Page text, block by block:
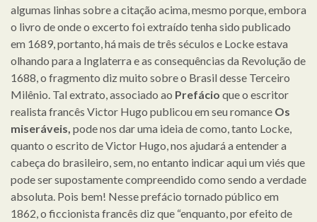
algumas linhas sobre a citação acima, mesmo porque, embora
o livro de onde o excerto foi extraído tenha sido publicado
em 1689, portanto, há mais de três séculos e Locke estava
olhando para a Inglaterra e as consequências da Revolução de
1688, o fragmento diz muito sobre o Brasil desse Terceiro
Milênio. Tal extrato, associado ao Prefácio que o escritor
realista francês Victor Hugo publicou em seu romance Os
miseráveis, pode nos dar uma ideia de como, tanto Locke,
quanto o escrito de Victor Hugo, nos ajudará a entender a
cabeça do brasileiro, sem, no entanto indicar aqui um viés que
pode ser supostamente compreendido como sendo a verdade
absoluta. Pois bem! Nesse prefácio tornado público em
1862, o ficcionista francês diz que “enquanto, por efeito de